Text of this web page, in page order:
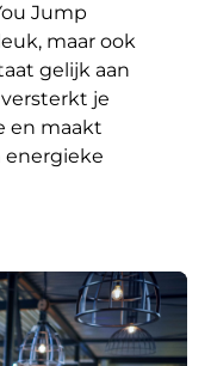
Jump
maar ook
gelijk aan
je
en maakt
energieke